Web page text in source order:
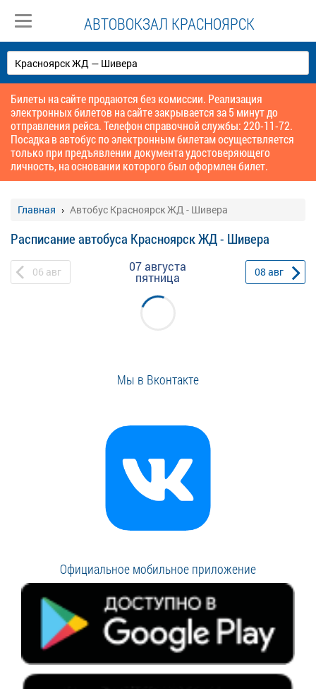
АВТОВОКЗАЛ КРАСНОЯРСК
Билеты на сайте продаются без комиссии. Реализация
электронных билетов на сайте закрывается за 5 минут до
отправления рейса. Телефон справочной службы: 220-11-72.
Посадка в автобус по электронным билетам осуществляется
только при предъявлении документа удостоверяющего
личность, на основании которого был оформлен билет.
Главная Автобус Красноярск ЖД - Шивера
Расписание автобуса Красноярск ЖД - Шивера
06 авг 07 августа
пятница 08 авг
Мы в Вконтакте
Официальное мобильное приложение